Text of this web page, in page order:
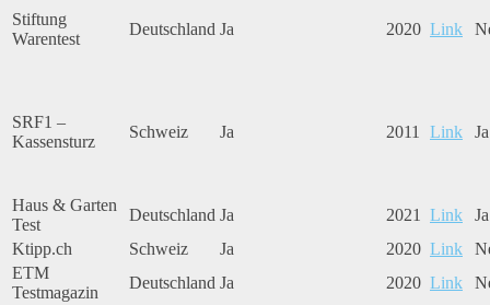
Stiftung
Warentest
Deutschland Ja 2020 Link
SRF1 –
Kassensturz
Schweiz Ja 2011 Link Ja
Haus & Garten
Test
Deutschland Ja 2021 Link
Ja
Ktipp.ch
Schweiz Ja 2020 Link
ETM
Testmagazin
Deutschland Ja 2020 Link